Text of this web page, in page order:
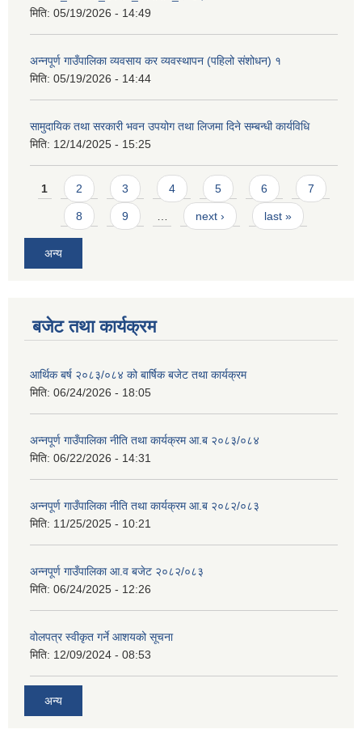
मिति: 05/19/2026 - 14:49
अन्नपूर्ण गाउँपालिका व्यवसाय कर व्यवस्थापन (पहिलो संशोधन) १
मिति: 05/19/2026 - 14:44
सामुदायिक तथा सरकारी भवन उपयोग तथा लिजमा दिने सम्बन्धी कार्यविधि
मिति: 12/14/2025 - 15:25
Pages
1 2 3 4 5 6 7
8 9 next › last »
अन्य
बजेट तथा कार्यक्रम
आर्थिक बर्ष २०८३/०८४ को बार्षिक बजेट तथा कार्यक्रम
मिति: 06/24/2026 - 18:05
अन्नपूर्ण गाउँपालिका नीति तथा कार्यक्रम आ.ब २०८३/०८४
मिति: 06/22/2026 - 14:31
अन्नपूर्ण गाउँपालिका नीति तथा कार्यक्रम आ.ब २०८२/०८३
मिति: 11/25/2025 - 10:21
अन्नपूर्ण गाउँपालिका आ.व बजेट २०८२/०८३
मिति: 06/24/2025 - 12:26
वोलपत्र स्वीकृत गर्ने आशयको सूचना
मिति: 12/09/2024 - 08:53
अन्य